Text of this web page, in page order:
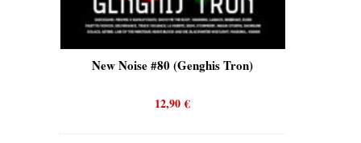
New Noise #80 (Genghis Tron)
12,90€